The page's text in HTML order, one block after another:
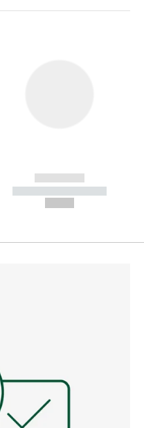
------------
----------- -----------